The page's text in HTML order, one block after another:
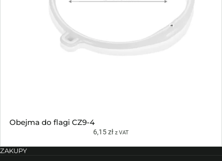
Obejma do flagi CZ9-4
6,15zł z VAT
ZAKUPY